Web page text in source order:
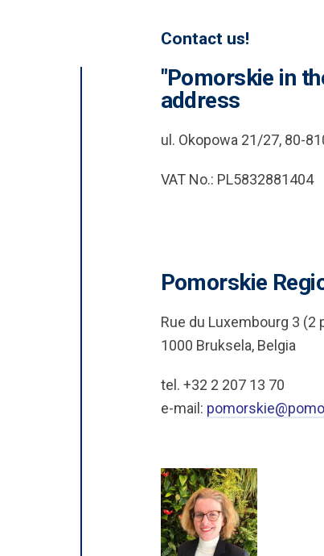
Contact us!
"Pomorskie in
address
ul. Okopowa 21/27, 80-
VAT No.: PL5832881404
Pomorskie
Rue du Luxembourg 3 (2
1000 Bruksela, Belgia
tel. +32 2 207 13 70
e-mail: